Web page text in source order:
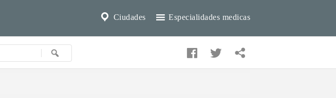
Especialidades medicas
Ciudades